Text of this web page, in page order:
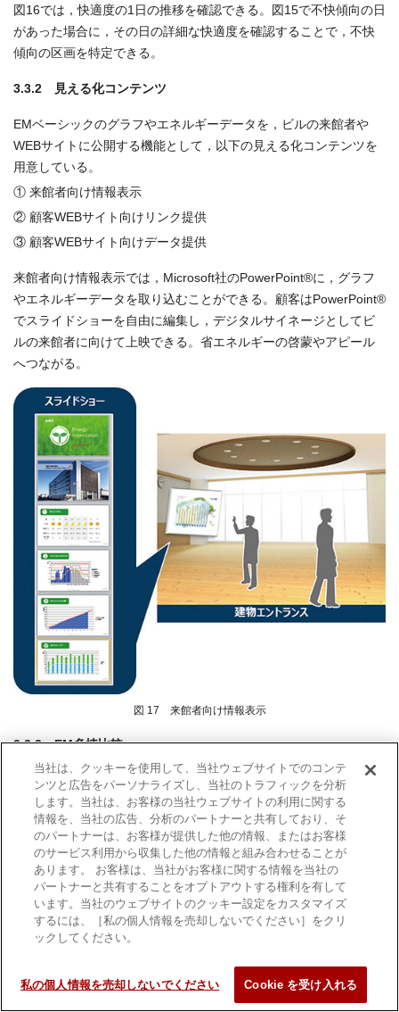
図16では，快適度の1日の推移を確認できる。図15で不快傾向の日
があった場合に，その日の詳細な快適度を確認することで，不快
傾向の区画を特定できる。
3.3.2 見える化コンテンツ
EMベーシックのグラフやエネルギーデータを，ビルの来館者や
WEBサイトに公開する機能として，以下の見える化コンテンツを
用意している。
① 来館者向け情報表示
② 顧客WEBサイト向けリンク提供
③ 顧客WEBサイト向けデータ提供
来館者向け情報表示では，Microsoft社のPowerPoint®に，グラフ
やエネルギーデータを取り込むことができる。顧客はPowerPoint®
でスライドショーを自由に編集し，デジタルサイネージとしてビ
ルの来館者に向けて上映できる。省エネルギーの啓蒙やアピール
へつながる。
図 17 来館者向け情報表示
3.3.3 EM多棟比較
EM多棟比較は，複数のビルを所有する顧客向けの機能である。
EMベーシックを複数件分契約した顧客に提供している。 EMベー
シックのグラフを用いて，契約している建物グループ全体のエネ
ルギー使用量の分析ができる。また，各ビルのエネルギーデータ
の値を図18のように表で比較することもできる。
当社は、クッキーを使用して、当社ウェブサイトでのコンテ
ンツと広告をパーソナライズし、当社のトラフィックを分析
します。当社は、お客様の当社ウェブサイトの利用に関する
情報を、当社の広告、分析のパートナーと共有しており、そ
のパートナーは、お客様が提供した他の情報、またはお客様
のサービス利用から収集した他の情報と組み合わせることが
あります。 お客様は、当社がお客様に関する情報を当社の
パートナーと共有することをオプトアウトする権利を有して
います。当社のウェブサイトのクッキー設定をカスタマイズ
するには、［私の個人情報を売却しないでください］をクリ
ックしてください。
私の個人情報を売却しないでください Cookie を受け入れる